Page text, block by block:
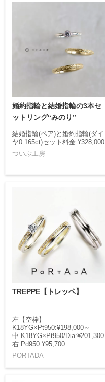
婚約指輪と結婚指輪の3本セ
ットリング“みのり”
結婚指輪(ペア)と婚約指輪(ダイ
ヤ0.165ct)セット料金:¥328,000
ついぶ工房
TREPPE【トレッペ】
左【空枠】
K18YG×Pt950:¥198,000～
中 K18YG×Pt950/Dia:¥201,300
右 Pd950:¥95,700
PORTADA